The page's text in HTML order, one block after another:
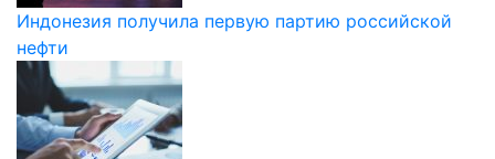
Индонезия получила первую партию российской
нефти